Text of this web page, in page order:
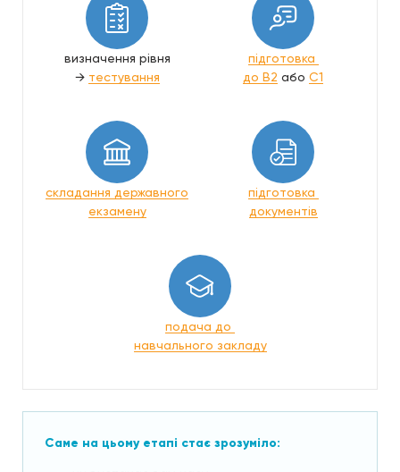
визначення рівня
→ тестування
підготовка
до B2 або C1
складання державного
екзамену
підготовка
документів
подача до
навчального закладу
Саме на цьому етапі стає зрозуміло: